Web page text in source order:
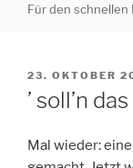
Für den schnellen
AM
23. OKTOBER
’ soll’n
Mal wieder: